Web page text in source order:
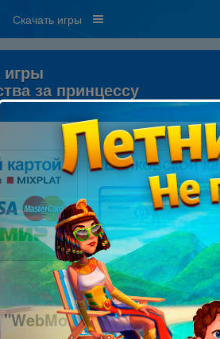
Скачать игры
игры
за принцессу